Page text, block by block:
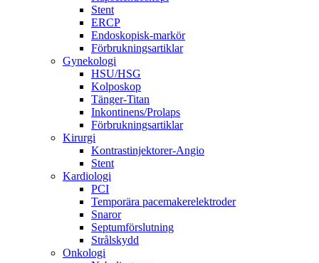
Stent
ERCP
Endoskopisk-markör
Förbrukningsartiklar
Gynekologi
HSU/HSG
Kolposkop
Tänger-Titan
Inkontinens/Prolaps
Förbrukningsartiklar
Kirurgi
Kontrastinjektorer-Angio
Stent
Kardiologi
PCI
Temporära pacemakerelektroder
Snaror
Septumförslutning
Strålskydd
Onkologi